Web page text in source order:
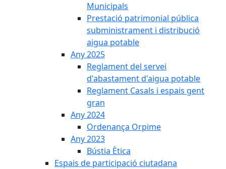
Municipals
Prestació patrimonial pública
subministrament i distribució
aigua potable
Any 2025
Reglament del servei
d'abastament d'aigua potable
Reglament Casals i espais gent
gran
Any 2024
Ordenança Orpime
Any 2023
Bústia Ètica
Espais de participació ciutadana